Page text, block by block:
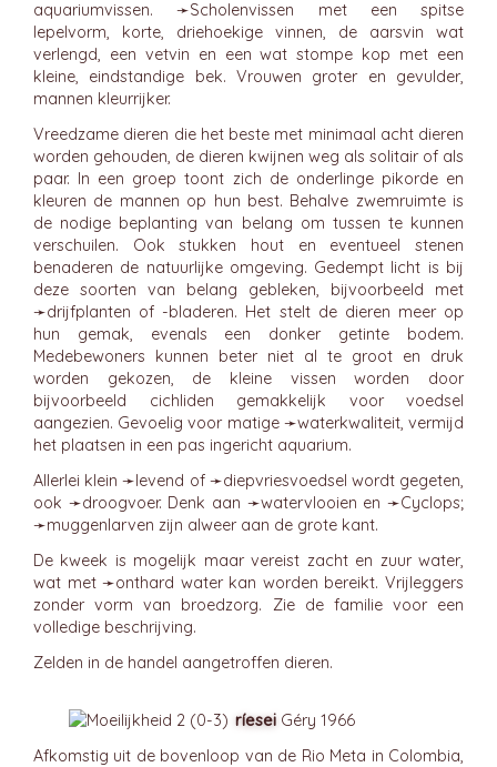
aquariumvissen. ➛Scholenvissen met een spitse
lepelvorm, korte, driehoekige vinnen, de aarsvin wat
verlengd, een vetvin en een wat stompe kop met een
kleine, eindstandige bek. Vrouwen groter en gevulder,
mannen kleurrijker.
Vreedzame dieren die het beste met minimaal acht dieren
worden gehouden, de dieren kwijnen weg als solitair of als
paar. In een groep toont zich de onderlinge pikorde en
kleuren de mannen op hun best. Behalve zwemruimte is
de nodige beplanting van belang om tussen te kunnen
verschuilen. Ook stukken hout en eventueel stenen
benaderen de natuurlijke omgeving. Gedempt licht is bij
deze soorten van belang gebleken, bijvoorbeeld met
➛drijfplanten of -bladeren. Het stelt de dieren meer op
hun gemak, evenals een donker getinte bodem.
Medebewoners kunnen beter niet al te groot en druk
worden gekozen, de kleine vissen worden door
bijvoorbeeld cichliden gemakkelijk voor voedsel
aangezien. Gevoelig voor matige ➛waterkwaliteit, vermijd
het plaatsen in een pas ingericht aquarium.
Allerlei klein ➛levend of ➛diepvriesvoedsel wordt gegeten,
ook ➛droogvoer. Denk aan ➛watervlooien en ➛Cyclops;
➛muggenlarven zijn alweer aan de grote kant.
De kweek is mogelijk maar vereist zacht en zuur water,
wat met ➛onthard water kan worden bereikt. Vrijleggers
zonder vorm van broedzorg. Zie de familie voor een
volledige beschrijving.
Zelden in de handel aangetroffen dieren.
ríesei Géry 1966
Afkomstig uit de bovenloop van de Rio Meta in Colombia,